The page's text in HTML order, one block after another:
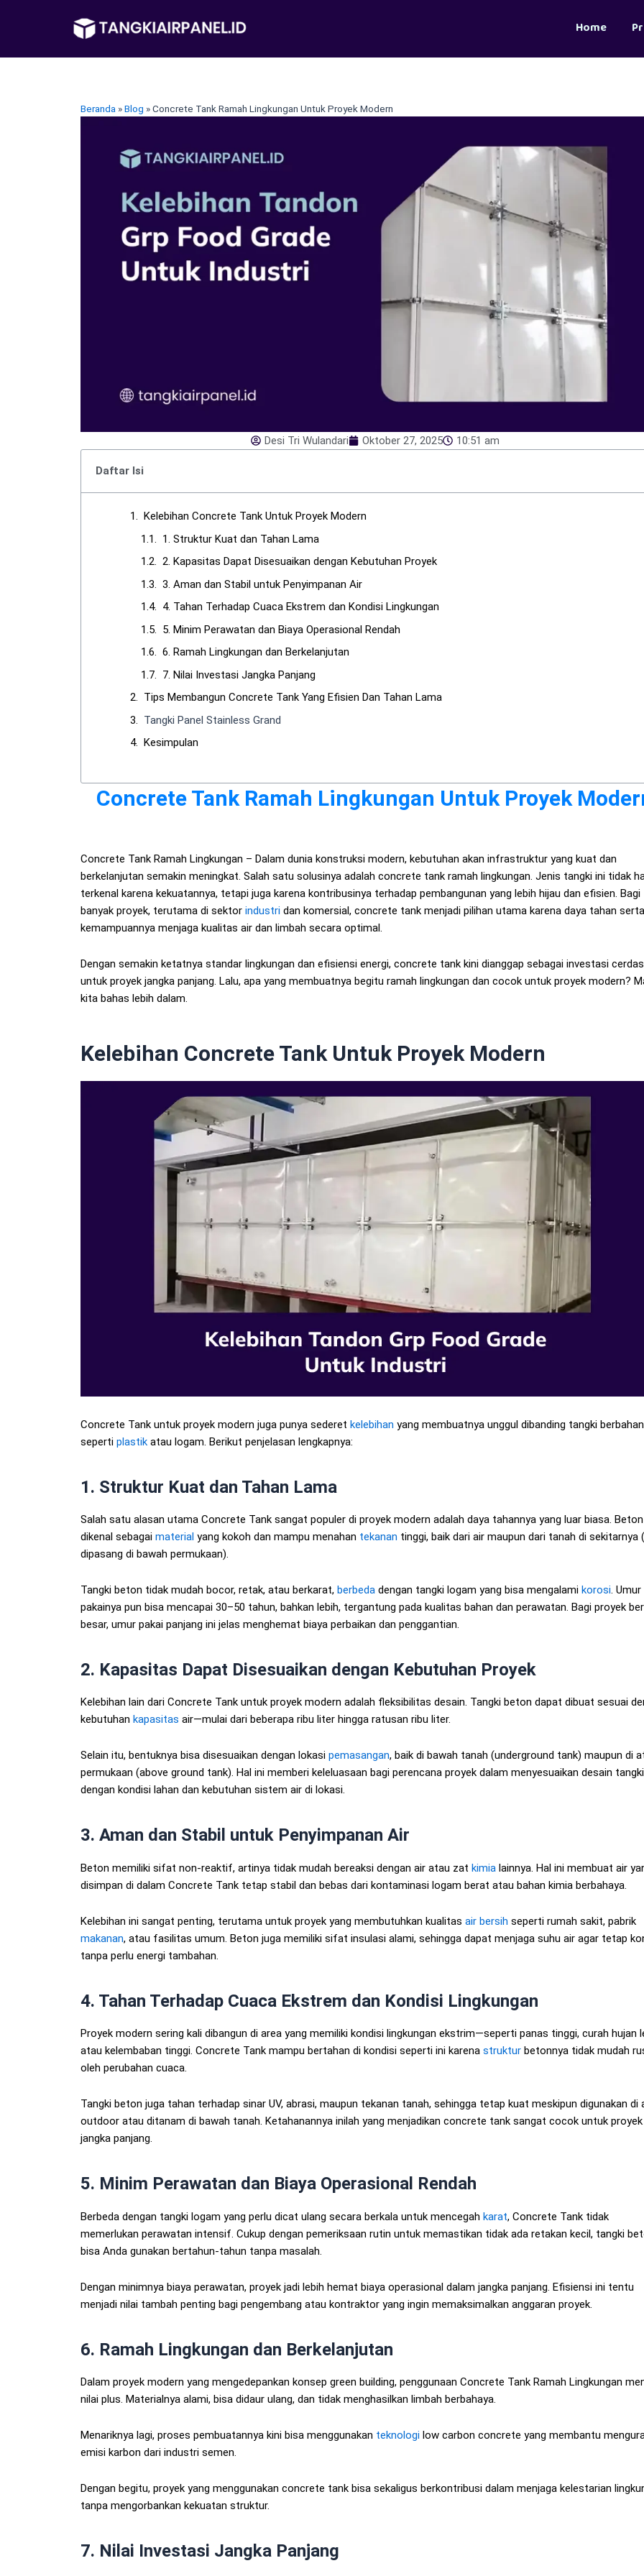
Home
Beranda »Blog »Concrete Tank Ramah Lingkungan Untuk Proyek Modern
Desi Tri Wulandari Oktober 27, 2025 10:51 am
Daftar Isi
Kelebihan Concrete Tank Untuk Proyek Modern
1. Struktur Kuat dan Tahan Lama
2. Kapasitas Dapat Disesuaikan dengan Kebutuhan Proyek
3. Aman dan Stabil untuk Penyimpanan Air
4. Tahan Terhadap Cuaca Ekstrem dan Kondisi Lingkungan
5. Minim Perawatan dan Biaya Operasional Rendah
6. Ramah Lingkungan dan Berkelanjutan
7. Nilai Investasi Jangka Panjang
Tips Membangun Concrete Tank Yang Efisien Dan Tahan Lama
Tangki Panel Stainless Grand
Kesimpulan
Concrete Tank Ramah Lingkungan Untuk Proyek
Concrete Tank Ramah Lingkungan – Dalam dunia konstruksi modern, kebutuhan akan infrastruktur yang kuat dan
berkelanjutan semakin meningkat. Salah satu solusinya adalah concrete tank ramah lingkungan. Jenis tangki ini tidak
terkenal karena kekuatannya, tetapi juga karena kontribusinya terhadap pembangunan yang lebih hijau dan efisien. Bagi
banyak proyek, terutama di sektor industri dan komersial, concrete tank menjadi pilihan utama karena daya tahan serta
kemampuannya menjaga kualitas air dan limbah secara optimal.
Dengan semakin ketatnya standar lingkungan dan efisiensi energi, concrete tank kini dianggap sebagai investasi cerdas
untuk proyek jangka panjang. Lalu, apa yang membuatnya begitu ramah lingkungan dan cocok untuk proyek modern?
kita bahas lebih dalam.
Kelebihan Concrete Tank Untuk Proyek Modern
Concrete Tank untuk proyek modern juga punya sederet kelebihan yang membuatnya unggul dibanding tangki
seperti plastik atau logam. Berikut penjelasan lengkapnya:
1. Struktur Kuat dan Tahan Lama
Salah satu alasan utama Concrete Tank sangat populer di proyek modern adalah daya tahannya yang luar biasa. Beton
dikenal sebagai material yang kokoh dan mampu menahan tekanan tinggi, baik dari air maupun dari tanah di sekitarnya
dipasang di bawah permukaan).
Tangki beton tidak mudah bocor, retak, atau berkarat, berbeda dengan tangki logam yang bisa mengalami korosi. Umur
pakainya pun bisa mencapai 30–50 tahun, bahkan lebih, tergantung pada kualitas bahan dan perawatan. Bagi proyek
besar, umur pakai panjang ini jelas menghemat biaya perbaikan dan penggantian.
2. Kapasitas Dapat Disesuaikan dengan Kebutuhan Proyek
Kelebihan lain dari Concrete Tank untuk proyek modern adalah fleksibilitas desain. Tangki beton dapat dibuat sesuai
kebutuhan kapasitas air—mulai dari beberapa ribu liter hingga ratusan ribu liter.
Selain itu, bentuknya bisa disesuaikan dengan lokasi pemasangan, baik di bawah tanah (underground tank) maupun di
permukaan (above ground tank). Hal ini memberi keleluasaan bagi perencana proyek dalam menyesuaikan desain tangki
dengan kondisi lahan dan kebutuhan sistem air di lokasi.
3. Aman dan Stabil untuk Penyimpanan Air
Beton memiliki sifat non-reaktif, artinya tidak mudah bereaksi dengan air atau zat kimia lainnya. Hal ini membuat air
disimpan di dalam Concrete Tank tetap stabil dan bebas dari kontaminasi logam berat atau bahan kimia berbahaya.
Kelebihan ini sangat penting, terutama untuk proyek yang membutuhkan kualitas air bersih seperti rumah sakit, pabrik
makanan, atau fasilitas umum. Beton juga memiliki sifat insulasi alami, sehingga dapat menjaga suhu air agar tetap
tanpa perlu energi tambahan.
4. Tahan Terhadap Cuaca Ekstrem dan Kondisi Lingkungan
Proyek modern sering kali dibangun di area yang memiliki kondisi lingkungan ekstrim—seperti panas tinggi, curah hujan
atau kelembaban tinggi. Concrete Tank mampu bertahan di kondisi seperti ini karena struktur betonnya tidak mudah
oleh perubahan cuaca.
Tangki beton juga tahan terhadap sinar UV, abrasi, maupun tekanan tanah, sehingga tetap kuat meskipun digunakan di
outdoor atau ditanam di bawah tanah. Ketahanannya inilah yang menjadikan concrete tank sangat cocok untuk proyek
jangka panjang.
5. Minim Perawatan dan Biaya Operasional Rendah
Berbeda dengan tangki logam yang perlu dicat ulang secara berkala untuk mencegah karat, Concrete Tank tidak
memerlukan perawatan intensif. Cukup dengan pemeriksaan rutin untuk memastikan tidak ada retakan kecil, tangki
bisa Anda gunakan bertahun-tahun tanpa masalah.
Dengan minimnya biaya perawatan, proyek jadi lebih hemat biaya operasional dalam jangka panjang. Efisiensi ini tentu
menjadi nilai tambah penting bagi pengembang atau kontraktor yang ingin memaksimalkan anggaran proyek.
6. Ramah Lingkungan dan Berkelanjutan
Dalam proyek modern yang mengedepankan konsep green building, penggunaan Concrete Tank Ramah Lingkungan
nilai plus. Materialnya alami, bisa didaur ulang, dan tidak menghasilkan limbah berbahaya.
Menariknya lagi, proses pembuatannya kini bisa menggunakan teknologi low carbon concrete yang membantu
emisi karbon dari industri semen.
Dengan begitu, proyek yang menggunakan concrete tank bisa sekaligus berkontribusi dalam menjaga kelestarian
tanpa mengorbankan kekuatan struktur.
7. Nilai Investasi Jangka Panjang